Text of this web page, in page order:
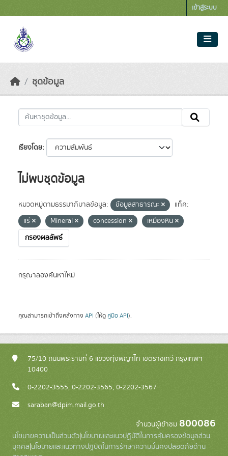
เข้าสู่ระบบ
ชุดข้อมูล
เรียงโดย
ไม่พบชุดข้อมูล
หมวดหมู่ตามธรรมาภิบาลข้อมูล: ข้อมูลสาธารณะ
แท็ค:
แร่
Mineral concession
เหมืองหิน
กรองผลลัพธ์
กรุณาลองค้นหาใหม่
คุณสามารถเข้าถึงคลังทาง API (ให้ดู คู่มือ API).
75/10 ถนนพระรามที่ 6 แขวงทุ่งพญาไท เขตราชเทวี กรุงเทพฯ
10400
0-2202-3555, 0-2202-3565, 0-2202-3567
saraban@dpim.mail.go.th
จำนวนผู้เข้าชม 800086
นโยบายความเป็นส่วนตัว|นโยบายและแนวปฏิบัติในการคุ้มครองข้อมูลส่วน
บุคคล|นโยบายและแนวทางปฏิบัติในการรักษาความมั่นคงปลอดภัยด้าน